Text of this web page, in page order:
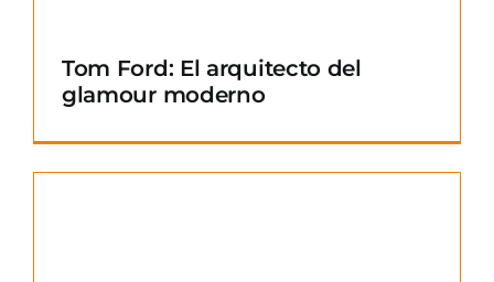
Tom Ford: El arquitecto del
glamour moderno